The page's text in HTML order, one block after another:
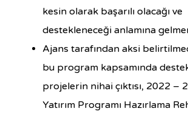
kesin olarak başarılı olacağı ve
destekleneceği anlamına
Ajans tarafından aksi
bu program kapsamında
projelerin nihai çıktısı, 2022 –
Yatırım Programı Hazırlama